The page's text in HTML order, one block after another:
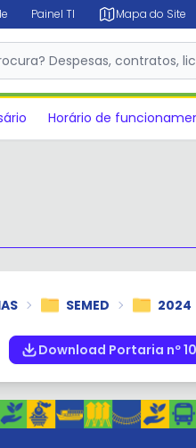
Painel TI Mapa do Site
Despesas, contratos,
Horário de
SEMED 2024
Download Portaria nº